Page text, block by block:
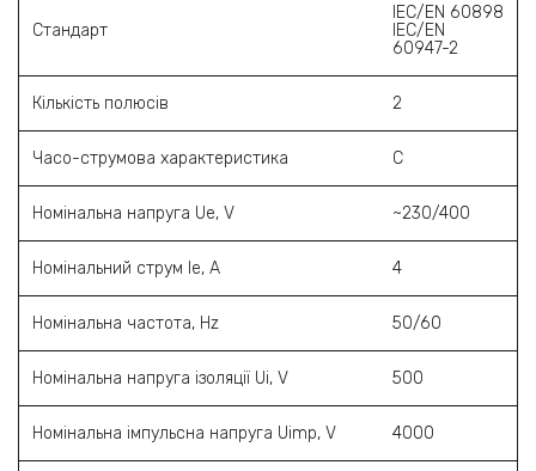
Стандарт
IEC/EN 60898
IEC/EN
60947-2
Кількість полюсів 2
Часо-струмова характеристика С
Номінальна напруга Ue, V ~230/400
Номінальний струм Ie, A 4
Номінальна частота, Hz 50/60
Номінальна напруга ізоляції Ui, V 500
Номінальна імпульсна напруга Uimp, V 4000